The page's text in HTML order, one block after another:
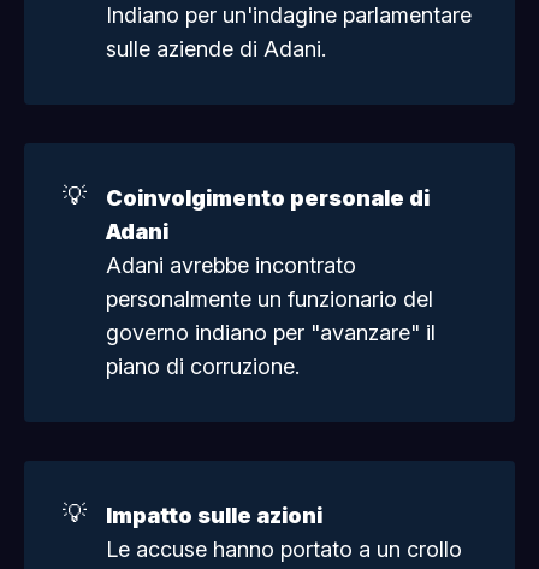
Indiano per un'indagine parlamentare
sulle aziende di Adani.
💡
Coinvolgimento personale di
Adani
Adani avrebbe incontrato
personalmente un funzionario del
governo indiano per "avanzare" il
piano di corruzione.
💡
Impatto sulle azioni
Le accuse hanno portato a un crollo